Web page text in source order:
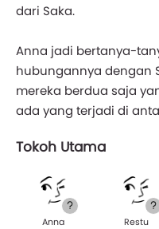
dari Saka.
Anna jadi bertanya-
hubungannya dengan
mereka berdua saja
ada yang terjadi di
Tokoh Utama
Anna Restu